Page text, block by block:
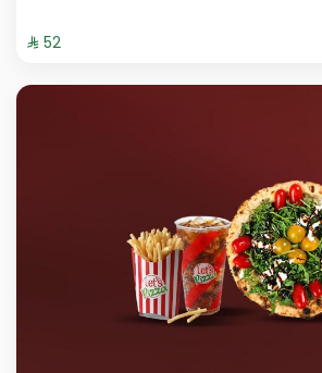
⁨⁦‪‬ 52⁩